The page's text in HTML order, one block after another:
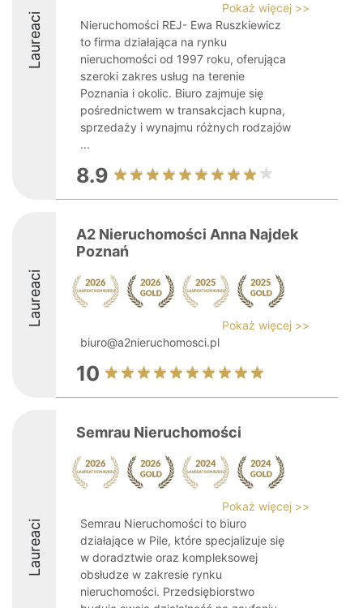
Laureaci
Pokaż więcej >>
Nieruchomości REJ- Ewa Ruszkiewicz
to firma działająca na rynku
nieruchomości od 1997 roku, oferująca
szeroki zakres usług na terenie
Poznania i okolic. Biuro zajmuje się
pośrednictwem w transakcjach kupna,
sprzedaży i wynajmu różnych rodzajów
...
8.9
Laureaci
A2 Nieruchomości Anna Najdek
Poznań
Pokaż więcej >>
biuro@a2nieruchomosci.pl
10
Laureaci
Semrau Nieruchomości
Pokaż więcej >>
Semrau Nieruchomości to biuro
działające w Pile, które specjalizuje się
w doradztwie oraz kompleksowej
obsłudze w zakresie rynku
nieruchomości. Przedsiębiorstwo